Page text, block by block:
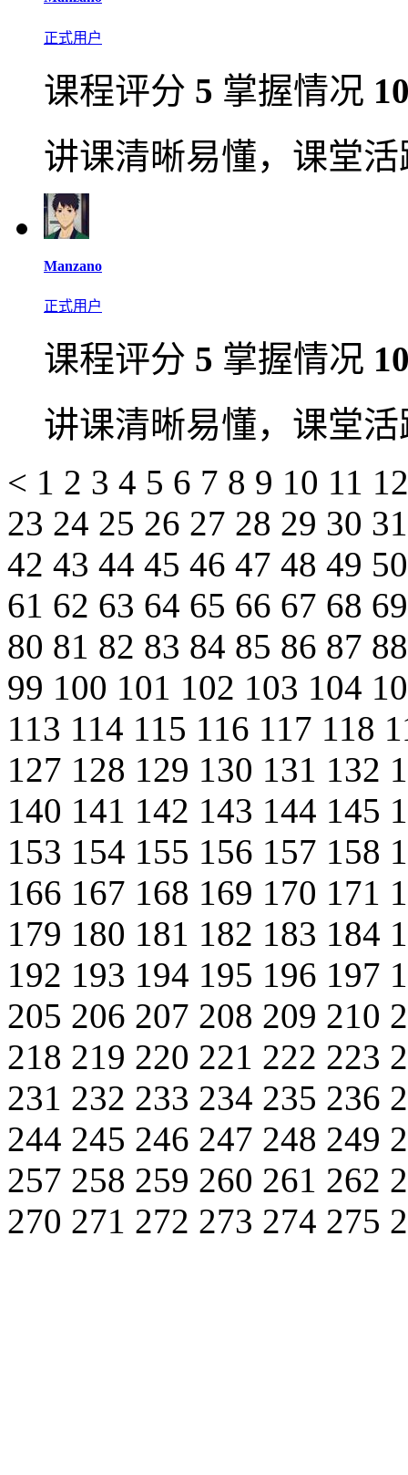
正式用户
课程评分 5 掌握情况
讲课清晰易懂，课堂
Manzano
正式用户
课程评分 5 掌握情况
讲课清晰易懂，课堂
< 1 2 3 4 5 6 7 8 9 10 11
23 24 25 26 27 28 29 30
42 43 44 45 46 47 48 49
61 62 63 64 65 66 67 68
80 81 82 83 84 85 86 87
99 100 101 102 103 104
113 114 115 116 117 118
127 128 129 130 131 132
140 141 142 143 144 145
153 154 155 156 157 158
166 167 168 169 170 171
179 180 181 182 183 184
192 193 194 195 196 197
205 206 207 208 209 210
218 219 220 221 222 223
231 232 233 234 235 236
244 245 246 247 248 249
257 258 259 260 261 262
270 271 272 273 274 275